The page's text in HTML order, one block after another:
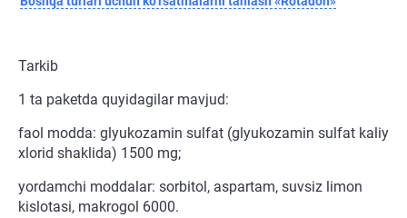
Tarkib
1 ta paketda quyidagilar mavjud:
faol modda: glyukozamin sulfat (glyukozamin sulfat kaliy
xlorid shaklida) 1500 mg;
yordamchi moddalar: sorbitol, aspartam, suvsiz limon
kislotasi, makrogol 6000.